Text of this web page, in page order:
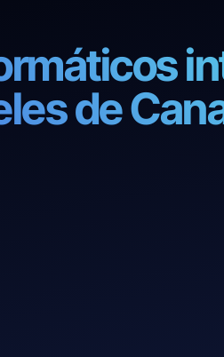
de
técnico
fibra óptica